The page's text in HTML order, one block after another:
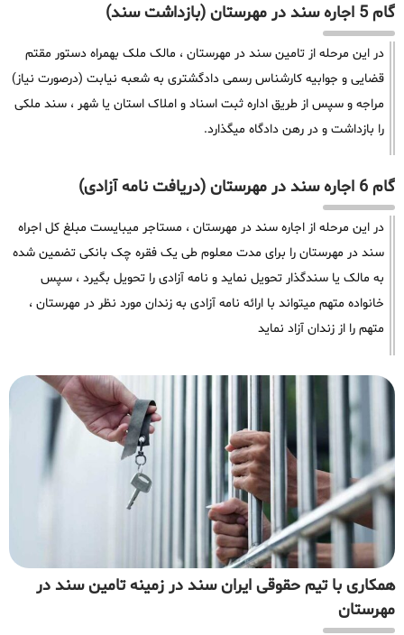
گام 5 اجاره سند در مهرستان (بازداشت سند)
در این مرحله از تامین سند در مهرستان ، مالک ملک بهمراه دستور مقتم
قضایی و جوابیه کارشناس رسمی دادگشتری به شعبه نیابت (درصورت نیاز)
مراجه و سپس از طریق اداره ثبت اسناد و املاک استان یا شهر ، سند ملکی
را بازداشت و در رهن دادگاه میگذارد.
گام 6 اجاره سند در مهرستان (دریافت نامه آزادی)
در این مرحله از اجاره سند در مهرستان ، مستاجر میبایست مبلغ کل اجراه
سند در مهرستان را برای مدت معلوم طی یک فقره چک بانکی تضمین شده
به مالک یا سندگذار تحویل نماید و نامه آزادی را تحویل بگیرد ، سپس
خانواده متهم میتواند با ارائه نامه آزادی به زندان مورد نظر در مهرستان ،
متهم را از زندان آزاد نماید
همکاری با تیم حقوقی ایران سند در زمینه تامین سند در
مهرستان